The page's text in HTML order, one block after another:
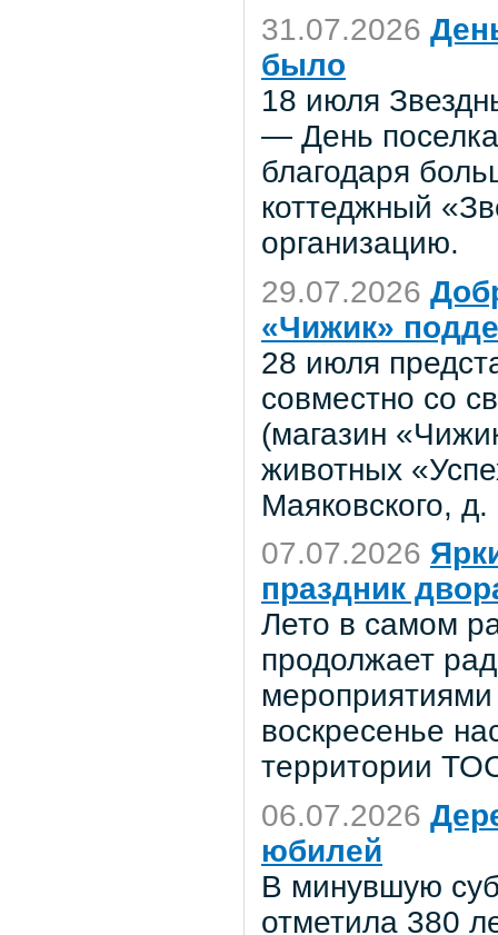
31.07.2026
было
18 июля
— День
благодаря
коттеджный
организацию.
29.07.2026
«Чижик»
28 июля
совместно со
(магазин
животных
Маяковского, д.
07.07.2026
праздник
Лето в самом
продолжает
воскресенье
территории
06.07.2026
юбилей
В минувшую
отметила 380